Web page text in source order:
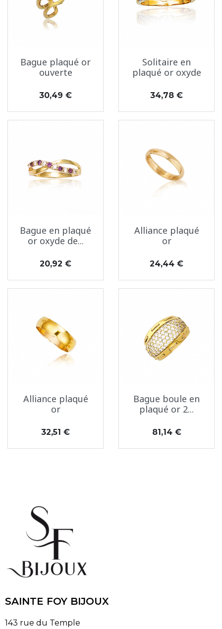
Bague plaqué or
ouverte
Prix
30,49 €
Solitaire en
plaqué or oxyde
Prix
34,78 €
Bague en plaqué
or oxyde de...
Prix
20,92 €
Alliance plaqué
or
Prix
24,44 €
Alliance plaqué
or
Prix
32,51 €
Bague boule en
plaqué or 2...
Prix
81,14 €
SAINTE FOY BIJOUX
143 rue du Temple